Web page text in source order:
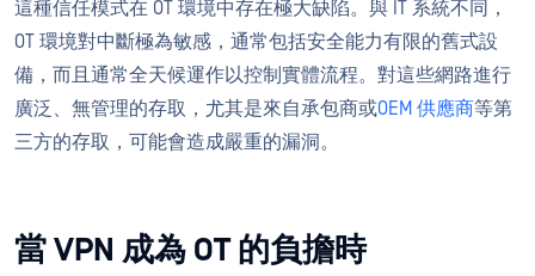
這種信任模式在 OT 環境中存在極大缺陷。與 IT 系統不同，
OT 環境對中斷極為敏感，通常包括安全能力有限的舊式設
備，而且通常全天候運作以控制實體流程。對這些網路進行
廣泛、無管理的存取，尤其是來自承包商或OEM 供應商等第
三方的存取，可能會造成嚴重的漏洞。
當 VPN 成為 OT 的負擔時